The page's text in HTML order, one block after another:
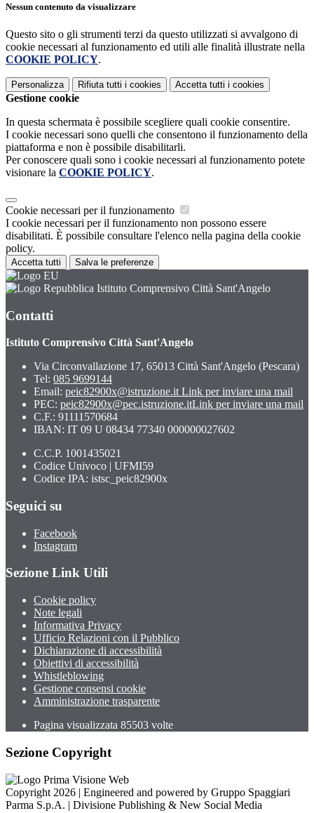
Nessun contenuto da visualizzare
Questo sito o gli strumenti terzi da questo utilizzati si avvalgono di
cookie necessari al funzionamento ed utili alle finalità illustrate nella
COOKIE POLICY.
Personalizza Rifiuta tutti i cookies Accetta tutti i cookies
Gestione cookie
In questa schermata è possibile scegliere quali cookie consentire.
I cookie necessari sono quelli che consentono il funzionamento della
piattaforma e non è possibile disabilitarli.
Per conoscere quali sono i cookie necessari al funzionamento potete
visionare la COOKIE POLICY.
Cookie necessari per il funzionamento
I cookie necessari per il funzionamento non possono essere
disabilitati. È possibile consultare l'elenco nella pagina della cookie
policy.
Accetta tutti Salva le preferenze
Istituto Comprensivo Città Sant'Angelo
Contatti
Istituto Comprensivo Città Sant'Angelo
Via Circonvallazione 17, 65013 Città Sant'Angelo (Pescara)
Tel: 085 9699144
Email: peic82900x@istruzione.it Link per inviare una mail
PEC: peic82900x@pec.istruzione.itLink per inviare una mail
C.F.: 91111570684
IBAN: IT 09 U 08434 77340 000000027602
C.C.P. 1001435021
Codice Univoco | UFMI59
Codice IPA: istsc_peic82900x
Seguici su
Facebook
Instagram
Sezione Link Utili
Cookie policy
Note legali
Informativa Privacy
Ufficio Relazioni con il Pubblico
Dichiarazione di accessibilità
Obiettivi di accessibilità
Whistleblowing
Gestione consensi cookie
Amministrazione trasparente
Pagina visualizzata 85503 volte
Sezione Copyright
Copyright 2026 | Engineered and powered by Gruppo Spaggiari
Parma S.p.A. | Divisione Publishing & New Social Media